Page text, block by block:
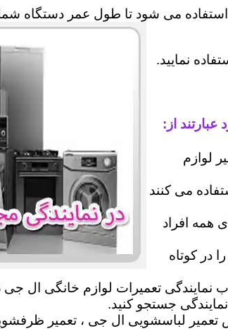
می شود تا طول عمر دستگاه شما
نمایید.
از:
لوازم
می کنند
همه افراد
در کوتاه
نمایندگی تعمیرات لوازم خانگی ال
جستجو کنید.
لباسشویی ال جی ، تعمیر